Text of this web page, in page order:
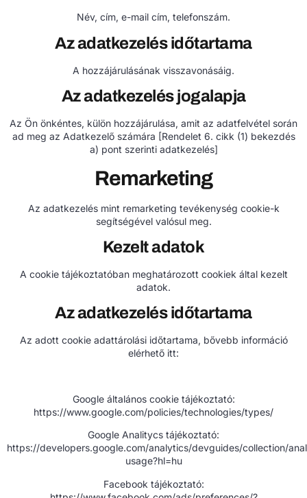
Név, cím, e-mail cím, telefonszám.
Az adatkezelés időtartama
A hozzájárulásának visszavonásáig.
Az adatkezelés jogalapja
Az Ön önkéntes, külön hozzájárulása, amit az adatfelvétel során
ad meg az Adatkezelő számára [Rendelet 6. cikk (1) bekezdés
a) pont szerinti adatkezelés]
Remarketing
Az adatkezelés mint remarketing tevékenység cookie-k
segítségével valósul meg.
Kezelt adatok
A cookie tájékoztatóban meghatározott cookiek által kezelt
adatok.
Az adatkezelés időtartama
Az adott cookie adattárolási időtartama, bővebb információ
elérhető itt:
Google általános cookie tájékoztató:
https://www.google.com/policies/technologies/types/
Google Analitycs tájékoztató:
https://developers.google.com/analytics/devguides/collection/
usage?hl=hu
Facebook tájékoztató: